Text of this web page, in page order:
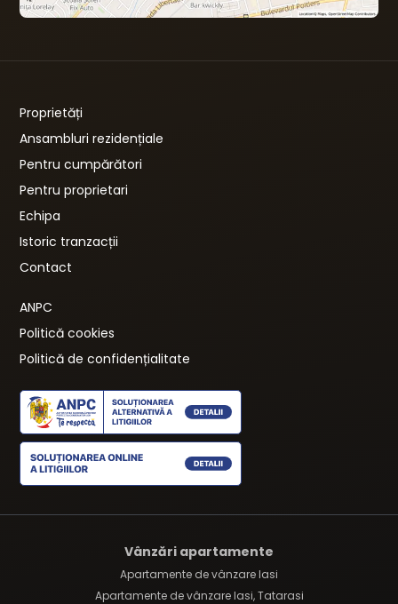
Proprietăți
Ansambluri rezidențiale
Pentru cumpărători
Pentru proprietari
Echipa
Istoric tranzacții
Contact
ANPC
Politică cookies
Politică de confidențialitate
Vânzări apartamente
Apartamente de vânzare Iasi
Apartamente de vânzare Iasi, Tatarasi